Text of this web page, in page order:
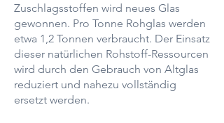
Zuschlagsstoffen wird neues Glas
gewonnen. Pro Tonne Rohglas werden
etwa 1,2 Tonnen verbraucht. Der Einsatz
dieser natürlichen Rohstoff-Ressourcen
wird durch den Gebrauch von Altglas
reduziert und nahezu vollständig
ersetzt werden.